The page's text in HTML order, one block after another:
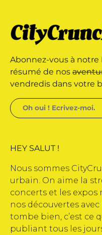
déposée
par Buena
Abonnez-vous à
résumé de nos
vendredis dans votre
HEY SALUT !
Nous sommes
urbain. On aime la
concerts et les
nos découvertes
tombe bien, c’est ce
publiant tous les